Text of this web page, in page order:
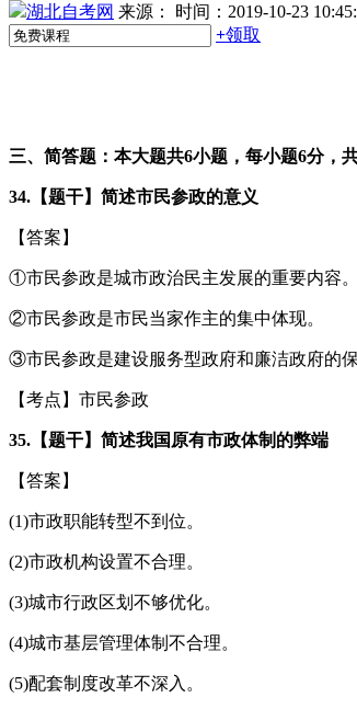
湖北自考网 来源：
时间：2019-10-23
+领取
三、简答题：本大题共6小题，每小题6分，共
34.【题干】简述市民参政的意义
【答案】
①市民参政是城市政治民主发展的重要内容。
②市民参政是市民当家作主的集中体现。
③市民参政是建设服务型政府和廉洁政府的保
【考点】市民参政
35.【题干】简述我国原有市政体制的弊端
【答案】
(1)市政职能转型不到位。
(2)市政机构设置不合理。
(3)城市行政区划不够优化。
(4)城市基层管理体制不合理。
(5)配套制度改革不深入。